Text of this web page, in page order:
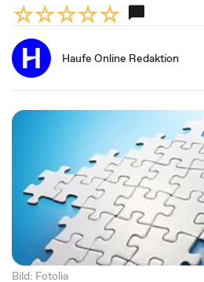
Haufe Online Redaktion
Bild: Fotolia